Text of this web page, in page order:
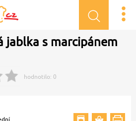
jablka s marcipánem
hodnotilo: 0